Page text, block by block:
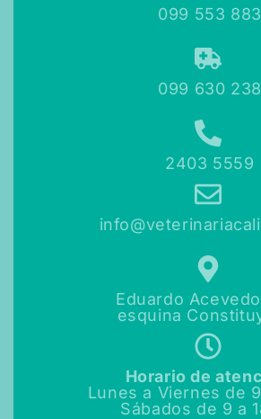
099 553 883
099 630 238
2403 5559
Eduardo
esquina
Horario de
Lunes a Viernes de
Sábados de 9 a